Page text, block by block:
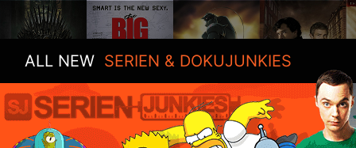
ALL NEW SERIEN & DOKUJUNKIES